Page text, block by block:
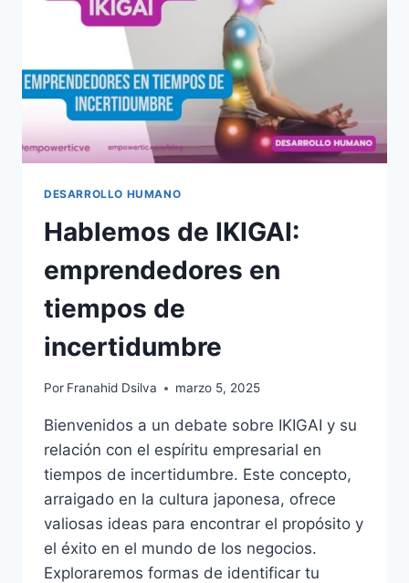
DESARROLLO HUMANO
Hablemos de IKIGAI:
emprendedores en
tiempos de
incertidumbre
Por Franahid Dsilva marzo 5, 2025
Bienvenidos a un debate sobre IKIGAI y su
relación con el espíritu empresarial en
tiempos de incertidumbre. Este concepto,
arraigado en la cultura japonesa, ofrece
valiosas ideas para encontrar el propósito y
el éxito en el mundo de los negocios.
Exploraremos formas de identificar tu